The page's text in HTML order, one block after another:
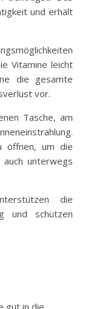
und erhält
Vitamine leicht
die gesamte
vor.
Tasche, am
öffnen, um die
unterwegs
die
und schützen
gut in die